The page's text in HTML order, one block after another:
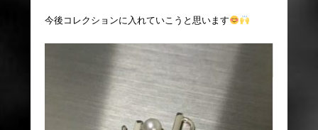
今後コレクションに入れていこうと思います